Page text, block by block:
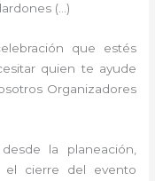
(…)
que estés
quien te ayude
Organizadores
la planeación,
el cierre del evento